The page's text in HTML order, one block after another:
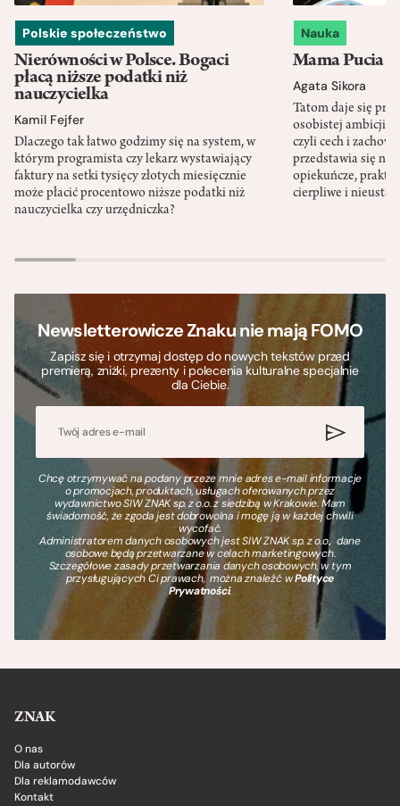
Polskie społeczeństwo
Nierówności w Polsce. Bogaci
płacą niższe podatki niż
nauczycielka
Kamil Fejfer
Dlaczego tak łatwo godzimy się na system, w
którym programista czy lekarz wystawiający
faktury na setki tysięcy złotych miesięcznie
może płacić procentowo niższe podatki niż
nauczycielka czy urzędniczka?
Nauka
Mama Pucia
Agata Sikora
Tatom daje się
osobistej ambicji,
czyli cech i
przedstawia się
opiekuńcze,
cierpliwe i
Newsletterowicze Znaku nie mają FOMO
Zapisz się i otrzymaj dostęp do nowych tekstów przed
premierą, zniżki, prezenty i polecenia kulturalne specjalnie
dla Ciebie.
Chcę otrzymywać na podany przeze mnie adres e-mail informacje
o promocjach, produktach, usługach oferowanych przez
wydawnictwo SIW ZNAK sp. z o.o. z siedzibą w Krakowie. Mam
świadomość, że zgoda jest dobrowolna i mogę ją w każdej chwili
wycofać.
Administratorem danych osobowych jest SIW ZNAK sp. z o.o., dane
osobowe będą przetwarzane w celach marketingowych.
Szczegółowe zasady przetwarzania danych osobowych, w tym
przysługujących Ci prawach, można znaleźć wPolityce
Prywatności.
ZNAK
O nas
Dla autorów
Dla reklamodawców
Kontakt